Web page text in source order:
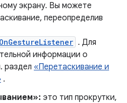
экрану. Вы можете
переопределив
. Для
информации о
раздел «Перетаскивание и
.
это тип прокрутки,